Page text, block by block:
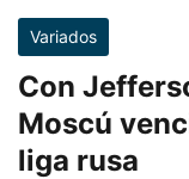
Variados
Con
Moscú
liga rusa